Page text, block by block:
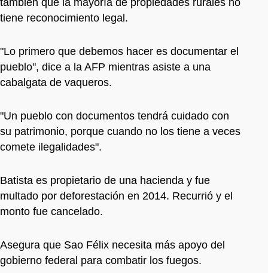
tiene reconocimiento legal.
"Lo primero que debemos hacer es documentar el
pueblo", dice a la AFP mientras asiste a una
cabalgata de vaqueros.
"Un pueblo con documentos tendrá cuidado con
su patrimonio, porque cuando no los tiene a veces
comete ilegalidades".
Batista es propietario de una hacienda y fue
multado por deforestación en 2014. Recurrió y el
monto fue cancelado.
Asegura que Sao Félix necesita más apoyo del
gobierno federal para combatir los fuegos.